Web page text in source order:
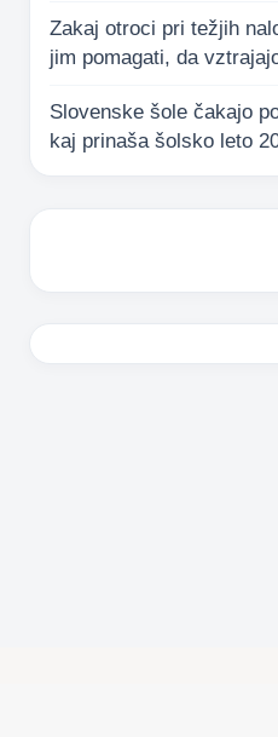
Zakaj otroci pri težjih
jim pomagati, da
Slovenske šole čakajo
kaj prinaša šolsko leto